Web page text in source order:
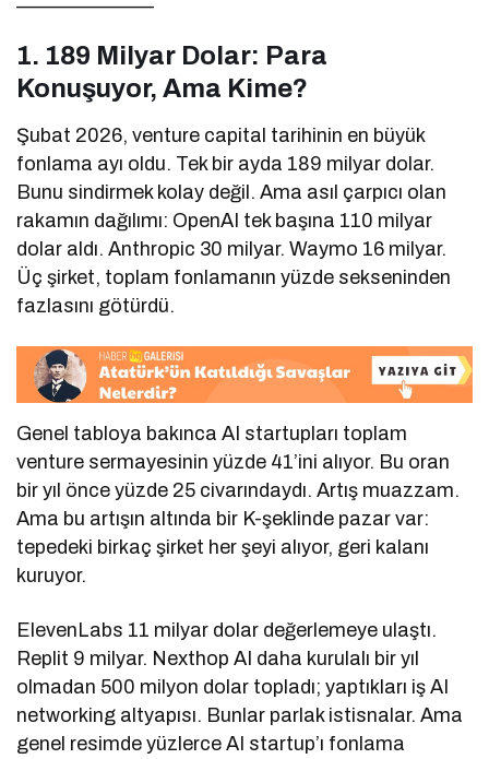
1. 189 Milyar Dolar: Para
Konuşuyor, Ama Kime?
Şubat 2026, venture capital tarihinin en büyük
fonlama ayı oldu. Tek bir ayda 189 milyar dolar.
Bunu sindirmek kolay değil. Ama asıl çarpıcı olan
rakamın dağılımı: OpenAI tek başına 110 milyar
dolar aldı. Anthropic 30 milyar. Waymo 16 milyar.
Üç şirket, toplam fonlamanın yüzde sekseninden
fazlasını götürdü.
Genel tabloya bakınca AI startupları toplam
venture sermayesinin yüzde 41’ini alıyor. Bu oran
bir yıl önce yüzde 25 civarındaydı. Artış muazzam.
Ama bu artışın altında bir K-şeklinde pazar var:
tepedeki birkaç şirket her şeyi alıyor, geri kalanı
kuruyor.
ElevenLabs 11 milyar dolar değerlemeye ulaştı.
Replit 9 milyar. Nexthop AI daha kurulalı bir yıl
olmadan 500 milyon dolar topladı; yaptıkları iş AI
networking altyapısı. Bunlar parlak istisnalar. Ama
genel resimde yüzlerce AI startup’ı fonlama